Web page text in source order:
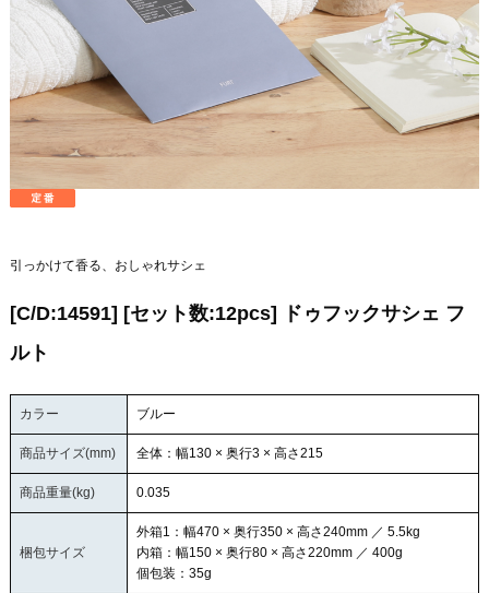
引っかけて香る、おしゃれサシェ
[C/D:14591] [セット数:12pcs] ドゥフックサシェ フ
ルト
カラー ブルー
商品サイズ(mm) 全体：幅130 × 奥行3 × 高さ215
商品重量(kg) 0.035
梱包サイズ
外箱1：幅470 × 奥行350 × 高さ240mm ／ 5.5kg
内箱：幅150 × 奥行80 × 高さ220mm ／ 400g
個包装：35g